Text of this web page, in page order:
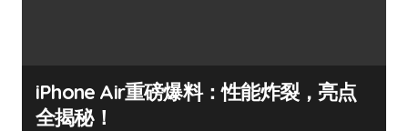
iPhone Air重磅爆料：性能炸裂，亮点
全揭秘！